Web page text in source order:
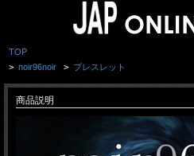
TOP
> noir96noir > ブレスレット
商品説明